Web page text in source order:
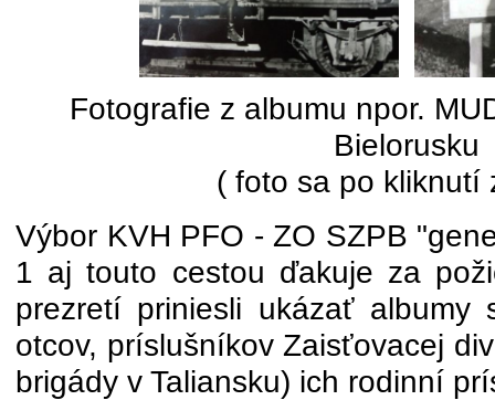
Fotografie z albumu npor.
Bielorusku
( foto sa po kliknutí
Výbor KVH PFO - ZO SZPB
1 aj touto cestou ďakuje za
prezretí priniesli ukázať albumy
otcov, príslušníkov Zaisťovacej
brigády v Taliansku) ich rodinní